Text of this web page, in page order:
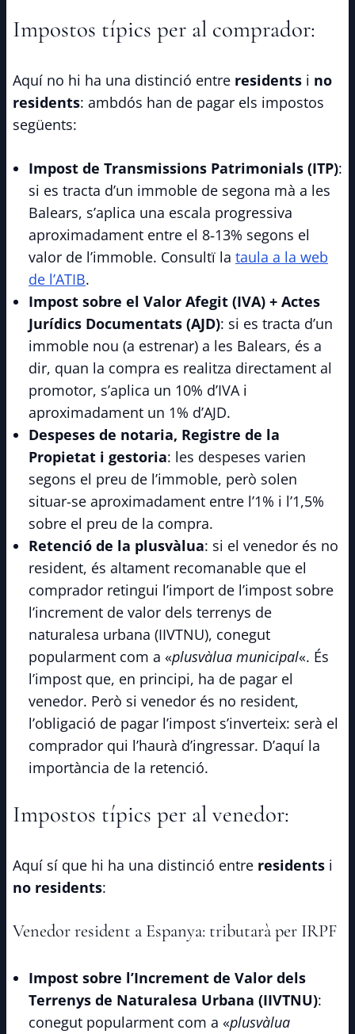
Impostos típics per al comprador:
Aquí no hi ha una distinció entre residents i no
residents: ambdós han de pagar els impostos
següents:
Impost de Transmissions Patrimonials (ITP):
si es tracta d’un immoble de segona mà a les
Balears, s’aplica una escala progressiva
aproximadament entre el 8‑13% segons el
valor de l’immoble. Consultï la taula a la web
de l’ATIB.
Impost sobre el Valor Afegit (IVA) + Actes
Jurídics Documentats (AJD): si es tracta d’un
immoble nou (a estrenar) a les Balears, és a
dir, quan la compra es realitza directament al
promotor, s’aplica un 10% d’IVA i
aproximadament un 1% d’AJD.
Despeses de notaria, Registre de la
Propietat i gestoria: les despeses varien
segons el preu de l’immoble, però solen
situar-se aproximadament entre l’1% i l’1,5%
sobre el preu de la compra.
Retenció de la plusvàlua: si el venedor és no
resident, és altament recomanable que el
comprador retingui l’import de l’impost sobre
l’increment de valor dels terrenys de
naturalesa urbana (IIVTNU), conegut
popularment com a «plusvàlua municipal«. És
l’impost que, en principi, ha de pagar el
venedor. Però si venedor és no resident,
l’obligació de pagar l’impost s’inverteix: serà el
comprador qui l’haurà d’ingressar. D’aquí la
importància de la retenció.
Impostos típics per al venedor:
Aquí sí que hi ha una distinció entre residents i
no residents:
Venedor resident a Espanya: tributarà per IRPF
Impost sobre l’Increment de Valor dels
Terrenys de Naturalesa Urbana (IIVTNU):
conegut popularment com a «plusvàlua